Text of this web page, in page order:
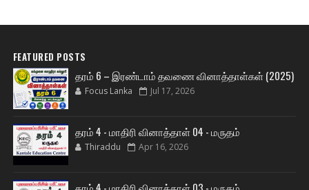
FEATURED POSTS
தரம் 6 – இரண்டாம் தவணை வினாத்தாள்கள் (2025)
Focus Lanka Jul 17, 2026
தரம் 4 - மாதிரி வினாத்தாள் 04 - மருதம்
Thiraddu Apr 16, 2026